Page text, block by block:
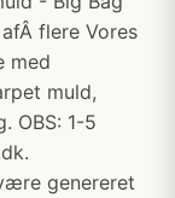
flere Vores
med
muld,
OBS: 1-5
genereret